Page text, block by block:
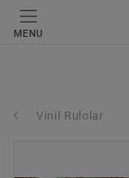
MENU
Vinil Rulolar